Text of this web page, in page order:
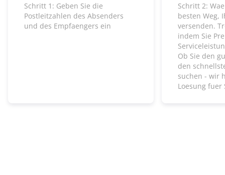
Schritt 1: Geben Sie die
Postleitzahlen des Absenders
und des Empfaengers ein
Schritt 2:
besten Weg,
versenden.
indem Sie
Ob Sie den
den
suchen - wir
Loesung fuer